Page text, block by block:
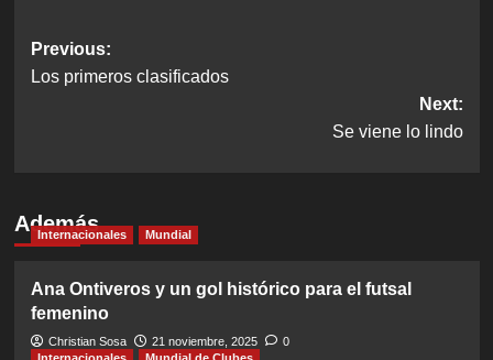
Post
navigation
Previous:
Los primeros clasificados
Next:
Se viene lo lindo
Además
Internacionales Mundial
Ana Ontiveros y un gol histórico para el futsal
femenino
Christian Sosa 21 noviembre, 2025
0